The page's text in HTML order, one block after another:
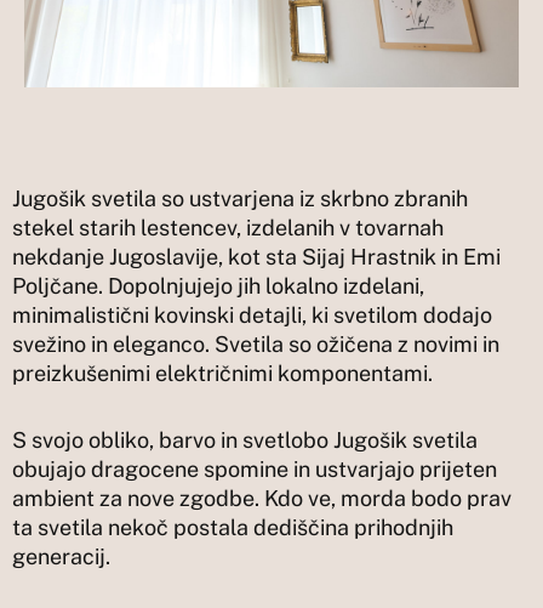
Jugošik svetila so ustvarjena iz skrbno zbranih
stekel starih lestencev, izdelanih v tovarnah
nekdanje Jugoslavije, kot sta Sijaj Hrastnik in Emi
Poljčane. Dopolnjujejo jih lokalno izdelani,
minimalistični kovinski detajli, ki svetilom dodajo
svežino in eleganco. Svetila so ožičena z novimi in
preizkušenimi električnimi komponentami.
S svojo obliko, barvo in svetlobo Jugošik svetila
obujajo dragocene spomine in ustvarjajo prijeten
ambient za nove zgodbe. Kdo ve, morda bodo prav
ta svetila nekoč postala dediščina prihodnjih
generacij.